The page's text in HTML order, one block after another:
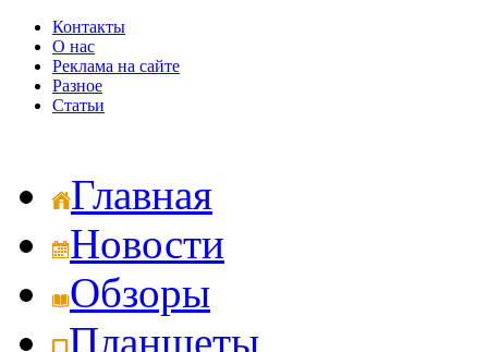
Контакты
О нас
Реклама на сайте
Разное
Статьи
Главная
Новости
Обзоры
Планшеты